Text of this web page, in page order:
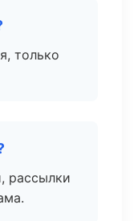
только
рассылки